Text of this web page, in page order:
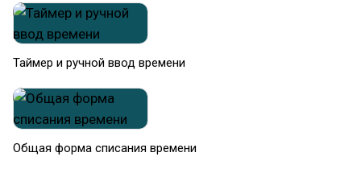
Таймер и ручной ввод времени
Общая форма списания времени